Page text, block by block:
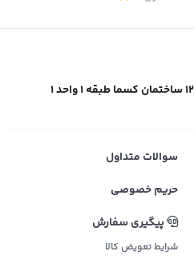
سوالات متداول
حریم خصوصی
پیگیری سفارش
شرایط تعویض کالا